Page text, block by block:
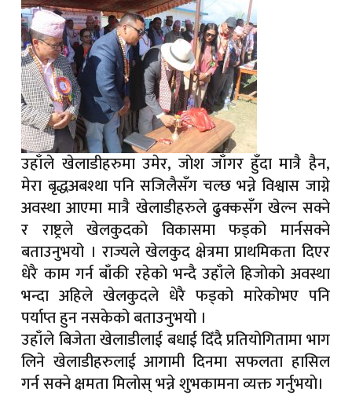
उहाँले खेलाडीहरुमा उमेर, जाेश जाँगर हुँदा मात्रै हैन,
मेरा बृद्धअबश्था पनि सजिलैसँग चल्छ भन्ने विश्वास जाग्ने
अवस्था आएमा मात्रै खेलाडीहरुले ढुक्कसँग खेल्न सक्ने
र राष्ट्रले खेलकुदकाे विकासमा फड्को मार्नसक्ने
बताउनुभयो । राज्यले खेलकुद क्षेत्रमा प्राथमिकता दिएर
धेरै काम गर्न बाँकी रहेकाे भन्दै उहाँले हिजाेकाे अवस्था
भन्दा अहिले खेलकुदले धेरै फड्को मारेकोभए पनि
पर्याप्त हुन नसकेको बताउनुभयो ।
उहाँले बिजेता खेलाडीलाई बधाई दिँदै प्रतियोगितामा भाग
लिने खेलाडीहरुलाई आगामी दिनमा सफलता हासिल
गर्न सक्ने क्षमता मिलाेस् भन्ने शुभकामना व्यक्त गर्नुभयाे।